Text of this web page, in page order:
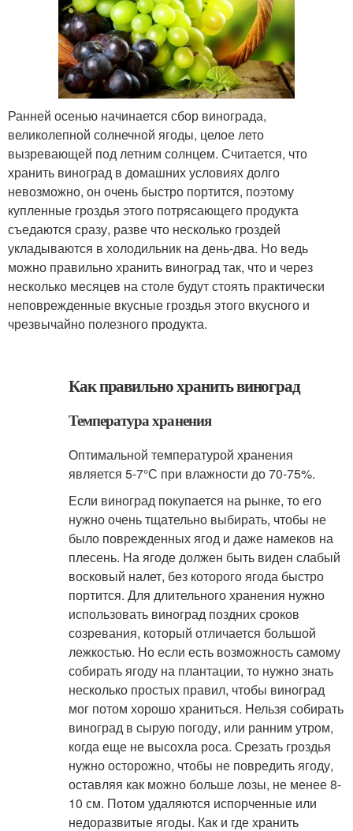
Ранней осенью начинается сбор винограда,
великолепной солнечной ягоды, целое лето
вызревающей под летним солнцем. Считается, что
хранить виноград в домашних условиях долго
невозможно, он очень быстро портится, поэтому
купленные гроздья этого потрясающего продукта
съедаются сразу, разве что несколько гроздей
укладываются в холодильник на день-два. Но ведь
можно правильно хранить виноград так, что и через
несколько месяцев на столе будут стоять практически
неповрежденные вкусные гроздья этого вкусного и
чрезвычайно полезного продукта.
Как правильно хранить виноград
Температура хранения
Оптимальной температурой хранения
является 5-7°С при влажности до 70-75%.
Если виноград покупается на рынке, то его
нужно очень тщательно выбирать, чтобы не
было поврежденных ягод и даже намеков на
плесень. На ягоде должен быть виден слабый
восковый налет, без которого ягода быстро
портится. Для длительного хранения нужно
использовать виноград поздних сроков
созревания, который отличается большой
лежкостью. Но если есть возможность самому
собирать ягоду на плантации, то нужно знать
несколько простых правил, чтобы виноград
мог потом хорошо храниться. Нельзя собирать
виноград в сырую погоду, или ранним утром,
когда еще не высохла роса. Срезать гроздья
нужно осторожно, чтобы не повредить ягоду,
оставляя как можно больше лозы, не менее 8-
10 см. Потом удаляются испорченные или
недоразвитые ягоды. Как и где хранить